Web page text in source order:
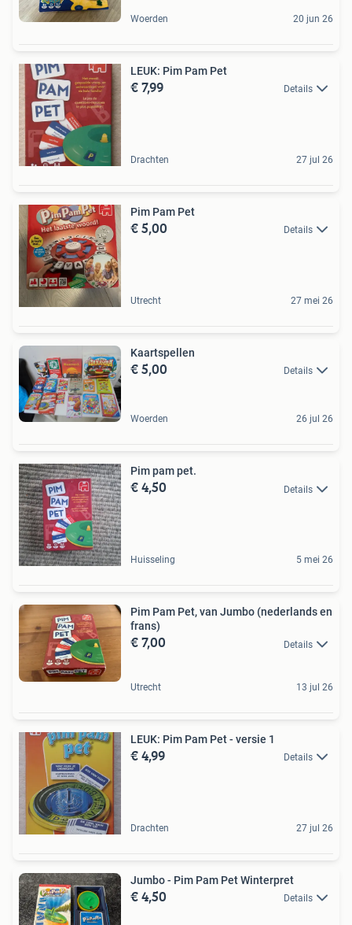
Woerden 20 jun 26
LEUK: Pim Pam Pet
€ 7,99 Details
Drachten 27 jul 26
Pim Pam Pet
€ 5,00 Details
Utrecht 27 mei 26
Kaartspellen
€ 5,00 Details
Woerden 26 jul 26
Pim pam pet.
€ 4,50 Details
Huisseling 5 mei 26
Pim Pam Pet, van Jumbo (nederlands en
frans)
€ 7,00 Details
Utrecht 13 jul 26
LEUK: Pim Pam Pet - versie 1
€ 4,99 Details
Drachten 27 jul 26
Jumbo - Pim Pam Pet Winterpret
€ 4,50 Details